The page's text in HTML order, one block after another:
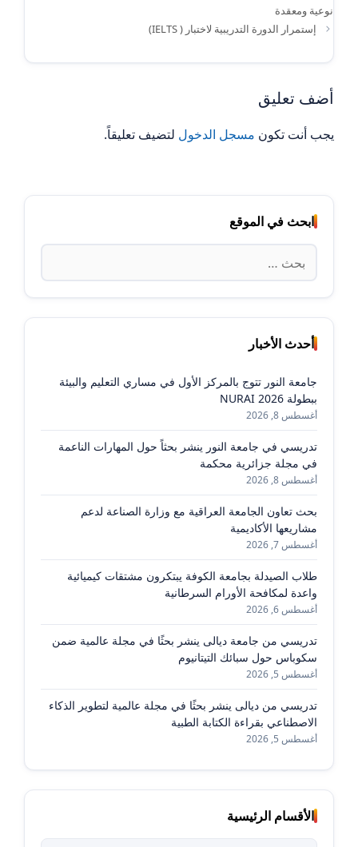
نوعية ومعقدة
إستمرار الدورة التدريبية لاختبار ( IELTS)
أضف تعليق
يجب أنت تكون مسجل الدخول لتضيف تعليقاً.
ابحث في الموقع
البحث
عن:
أحدث الأخبار
جامعة النور تتوج بالمركز الأول في مساري التعليم والبيئة
ببطولة NURAI 2026
أغسطس 8, 2026
تدريسي في جامعة النور ينشر بحثاً حول المهارات الناعمة
في مجلة جزائرية محكمة
أغسطس 8, 2026
بحث تعاون الجامعة العراقية مع وزارة الصناعة لدعم
مشاريعها الأكاديمية
أغسطس 7, 2026
طلاب الصيدلة بجامعة الكوفة يبتكرون مشتقات كيميائية
واعدة لمكافحة الأورام السرطانية
أغسطس 6, 2026
تدريسي من جامعة ديالى ينشر بحثًا في مجلة عالمية ضمن
سكوباس حول سبائك التيتانيوم
أغسطس 5, 2026
تدريسي من ديالى ينشر بحثًا في مجلة عالمية لتطوير الذكاء
الاصطناعي بقراءة الكتابة الطبية
أغسطس 5, 2026
الأقسام الرئيسية